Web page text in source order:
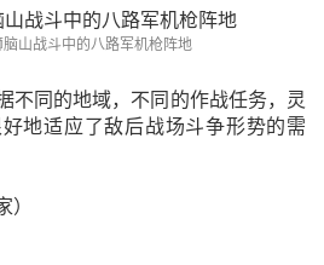
脑山战斗中的八路军机枪阵地
不同的地域，不同的作战任务，灵
地适应了敌后战场斗争形势的需
）